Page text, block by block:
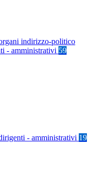
indirizzo-politico
- amministrativi 59
- amministrativi 19